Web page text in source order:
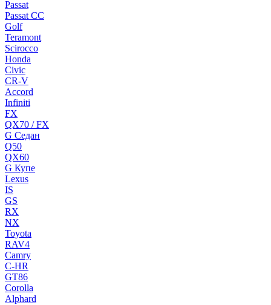
Passat
Passat CC
Golf
Teramont
Scirocco
Honda
Civic
CR-V
Accord
Infiniti
FX
QX70 / FX
G Cедан
Q50
QX60
G Купе
Lexus
IS
GS
RX
NX
Toyota
RAV4
Camry
C-HR
GT86
Corolla
Alphard